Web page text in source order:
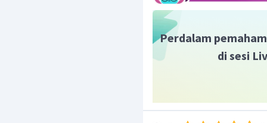
Dengan demikian, tinggi
Perdalam
di sesi